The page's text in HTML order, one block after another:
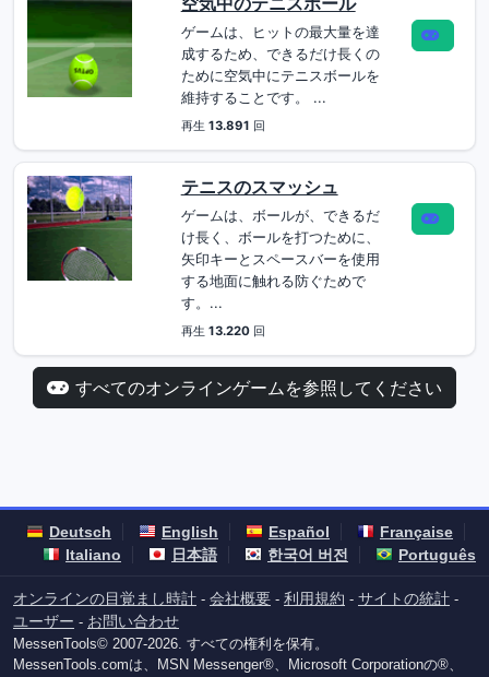
ゲームは、ヒットの最大量を達
成するため、できるだけ長くの
ために空気中にテニスボールを
維持することです。 ...
再生 13.891 回
テニスのスマッシュ
ゲームは、ボールが、できるだ
け長く、ボールを打つために、
矢印キーとスペースバーを使用
する地面に触れる防ぐためで
す。...
再生 13.220回
すべてのオンラインゲームを参照してください
Deutsch English Español
Française
Italiano
日本語 한국어 버전 Português
オンラインの目覚まし時計 - 会社概要 - 利用規約 - サイトの統計 -
ユーザー - お問い合わせ
MessenTools© 2007-2026. すべての権利を保有。
MessenTools.comは、MSN Messenger®、Microsoft Corporationの®、